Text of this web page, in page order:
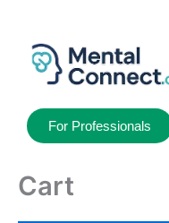
contenu
For Professionals
Cart